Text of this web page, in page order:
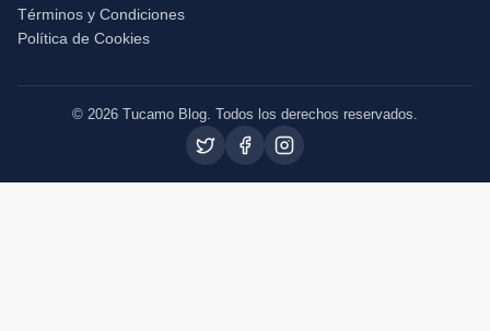
Términos y Condiciones
Política de Cookies
© 2026 Tucamo Blog. Todos los derechos reservados.